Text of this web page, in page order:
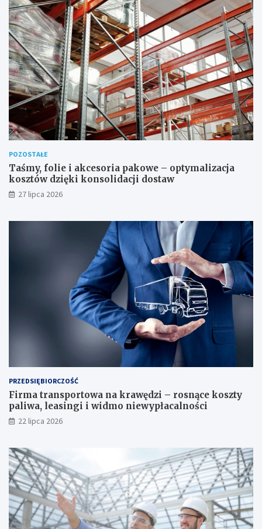
POZOSTAŁE
Taśmy, folie i akcesoria pakowe – optymalizacja
kosztów dzięki konsolidacji dostaw
27 lipca 2026
PRZEDSIĘBIORCZOŚĆ
Firma transportowa na krawędzi – rosnące koszty
paliwa, leasingi i widmo niewypłacalności
22 lipca 2026